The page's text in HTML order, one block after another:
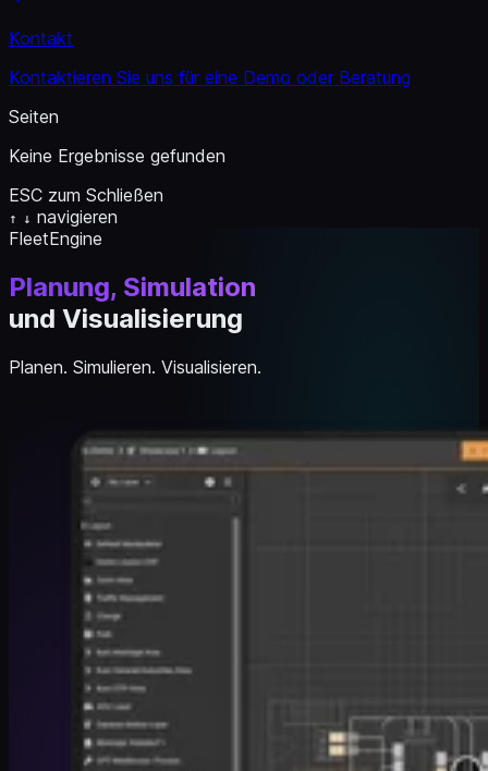
Kontakt
Kontaktieren Sie uns für eine Demo oder Beratung
Seiten
Keine Ergebnisse gefunden
ESC zum Schließen
↑ ↓ navigieren
FleetEngine
Planung, Simulation
und Visualisierung
Planen. Simulieren. Visualisieren.